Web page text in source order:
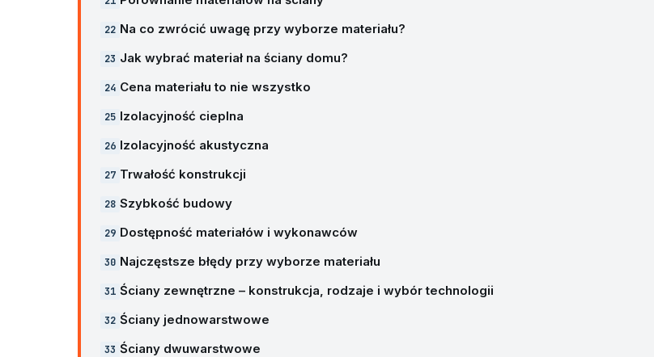
Na co zwrócić uwagę przy wyborze materiału?
Jak wybrać materiał na ściany domu?
Cena materiału to nie wszystko
Izolacyjność cieplna
Izolacyjność akustyczna
Trwałość konstrukcji
Szybkość budowy
Dostępność materiałów i wykonawców
Najczęstsze błędy przy wyborze materiału
Ściany zewnętrzne – konstrukcja, rodzaje i wybór technologii
Ściany jednowarstwowe
Ściany dwuwarstwowe